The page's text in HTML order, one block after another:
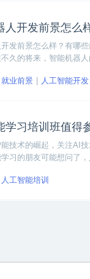
人开发前景怎么
发前景怎么样？有哪
久的将来，智能机器
就业前景 人工智能开发
学习培训班值得
技术的崛起，关注AI
习的朋友可能想问了
人工智能培训